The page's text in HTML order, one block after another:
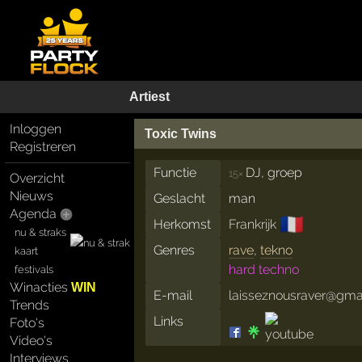
Artiest
Inloggen
Registreren
Overzicht
Nieuws
Agenda
nu & straks
kaart
festivals
WinactiesWIN
Trends
Foto's
Video's
Interviews
Toxic Twins
Functie 15× DJ, groep
Geslacht
man
Herkomst
Frankrijk 🇫🇷
Genres rave,tekno
hard techno
E-mail
Links